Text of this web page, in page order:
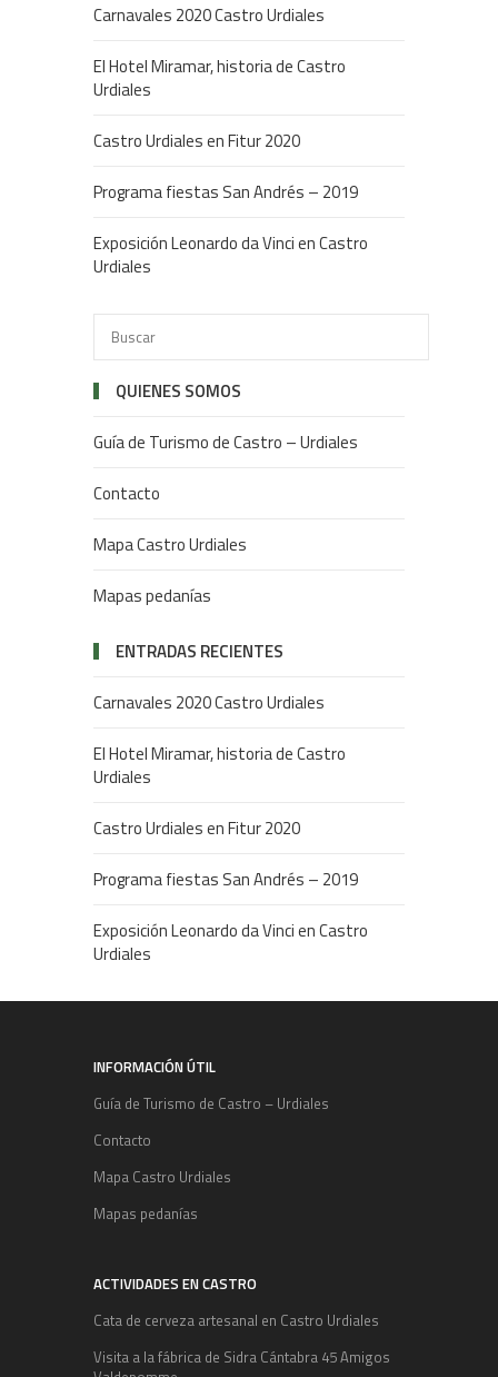
Carnavales 2020 Castro Urdiales
El Hotel Miramar, historia de Castro
Urdiales
Castro Urdiales en Fitur 2020
Programa fiestas San Andrés – 2019
Exposición Leonardo da Vinci en Castro
Urdiales
QUIENES SOMOS
Guía de Turismo de Castro – Urdiales
Contacto
Mapa Castro Urdiales
Mapas pedanías
ENTRADAS RECIENTES
Carnavales 2020 Castro Urdiales
El Hotel Miramar, historia de Castro
Urdiales
Castro Urdiales en Fitur 2020
Programa fiestas San Andrés – 2019
Exposición Leonardo da Vinci en Castro
Urdiales
INFORMACIÓN ÚTIL
Guía de Turismo de Castro – Urdiales
Contacto
Mapa Castro Urdiales
Mapas pedanías
ACTIVIDADES EN CASTRO
Cata de cerveza artesanal en Castro Urdiales
Visita a la fábrica de Sidra Cántabra 45 Amigos